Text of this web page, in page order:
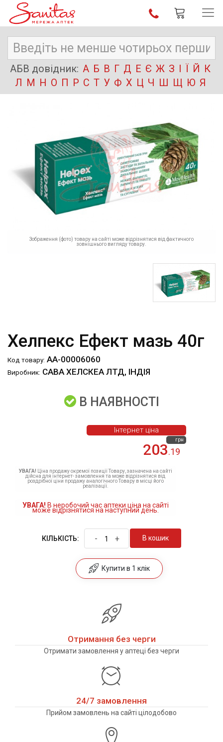
АБВ довідник: А Б В Г Д Е Є Ж З І Ї Й К
Л М Н О П Р С Т У Ф Х Ц Ч Ш Щ Ю Я
Зображення (фото) товару на сайті може відрізнятися від фактичного
зовнішнього вигляду товару.
Хелпекс Ефект мазь 40г
Код товару: АА-00006060
Виробник: САВА ХЕЛСКЕА ЛТД, ІНДІЯ
В НАЯВНОСТІ
203.19
грн
Інтернет ціна
УВАГА! Ціна продажу окремої позиції Товару, зазначена на сайті
дійсна для інтернет- замовлення та може відрізнятися від
роздрібної ціни продажу аналогічного Товару в місці його
реалізації.
УВАГА! В неробочий час аптеки ціна на сайті
може відрізнятися на наступний день.
КІЛЬКІСТЬ: - + В кошик
Купити в 1 клік
Отримання без черги
Отримати замовлення у аптеці без черги
24/7 замовлення
Прийом замовлень на сайті цілодобово